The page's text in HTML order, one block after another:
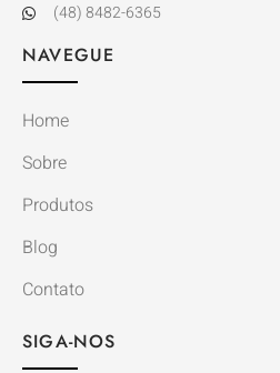
(48) 8482-6365
NAVEGUE
Home
Sobre
Produtos
Blog
Contato
SIGA-NOS